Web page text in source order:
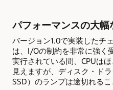
パフォーマンスの大幅
バージョン1.0で実装したチ
は、I/Oの制約を非常に強く
実行されている間、CPUは
見えますが、ディスク・ド
SSD）のランプは途切れる